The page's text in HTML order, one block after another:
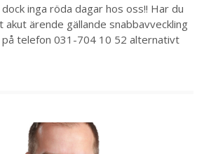
inga röda dagar hos oss!! Har du
ärende gällande snabbavveckling
på telefon 031-704 10 52 alternativt